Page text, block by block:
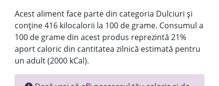
Acest aliment face parte din categoria Dulciuri și
conține 416 kilocalorii la 100 de grame. Consumul a
100 de grame din acest produs reprezintă 21%
aport caloric din cantitatea zilnică estimată pentru
un adult (2000 kCal).